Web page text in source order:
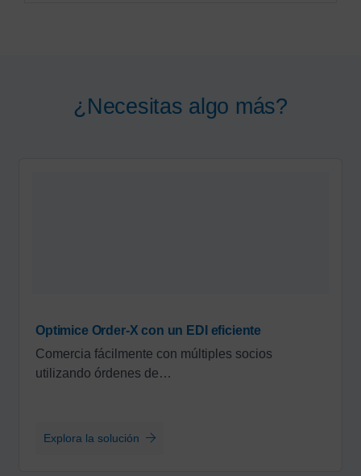
¿Necesitas algo más?
Optimice Order-X con un EDI eficiente
Comercia fácilmente con múltiples socios
utilizando órdenes de…
Explora la solución